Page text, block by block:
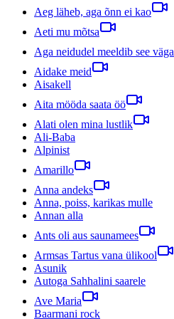
Aeg läheb, aga õnn ei kao
Aeti mu mõtsa
Aga neidudel meeldib see väga
Aidake meid
Aisakell
Aita mööda saata öö
Alati olen mina lustlik
Ali-Baba
Alpinist
Amarillo
Anna andeks
Anna, poiss, karikas mulle
Annan alla
Ants oli aus saunamees
Armsas Tartus vana ülikool
Asunik
Autoga Sahhalini saarele
Ave Maria
Baarmani rock